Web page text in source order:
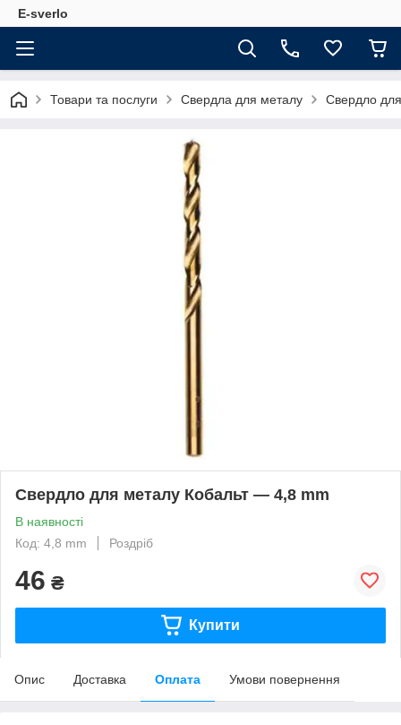
E-sverlo
Товари та послуги Свердла для металу Свердло
Свердло для металу Кобальт — 4,8 mm
В наявності
Код: 4,8 mm
Роздріб
46 ₴
Купити
Опис Доставка Оплата Умови повернення